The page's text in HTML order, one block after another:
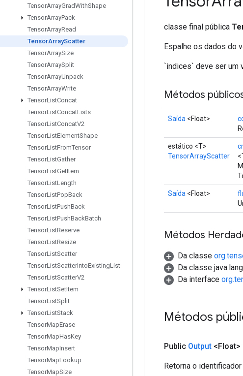
TensorArrayGradWithShape
TensorArrayPack
TensorArrayRead
TensorArrayScatter
TensorArraySize
TensorArraySplit
TensorArrayUnpack
TensorArrayWrite
TensorListConcat
TensorListConcatLists
TensorListConcatV2
TensorListElementShape
TensorListFromTensor
TensorListGather
TensorListGetItem
TensorListLength
TensorListPopBack
TensorListPushBack
TensorListPushBackBatch
TensorListReserve
TensorListResize
TensorListScatter
TensorListScatterIntoExistingList
TensorListScatterV2
TensorListSetItem
TensorListSplit
TensorListStack
TensorMapErase
TensorMapHasKey
TensorMapInsert
TensorMapLookup
TensorMapSize
classe final pública
Espalhe os dados do
`indices` deve ser um
Métodos
Saída <Float>
estático <T>
TensorArrayScatter
Saída <Float>
Métodos
Da classe
Da classe
Da interface
Métodos
Public Output <Float>
Retorna o